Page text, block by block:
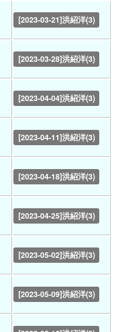
[2023-03-21]洪紹洋(3)
[2023-03-28]洪紹洋(3)
[2023-04-04]洪紹洋(3)
[2023-04-11]洪紹洋(3)
[2023-04-18]洪紹洋(3)
[2023-04-25]洪紹洋(3)
[2023-05-02]洪紹洋(3)
[2023-05-09]洪紹洋(3)